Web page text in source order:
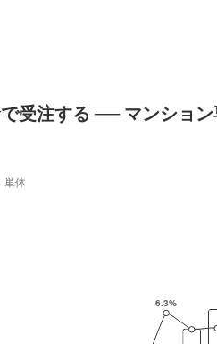
受注する ── マンショ
単体